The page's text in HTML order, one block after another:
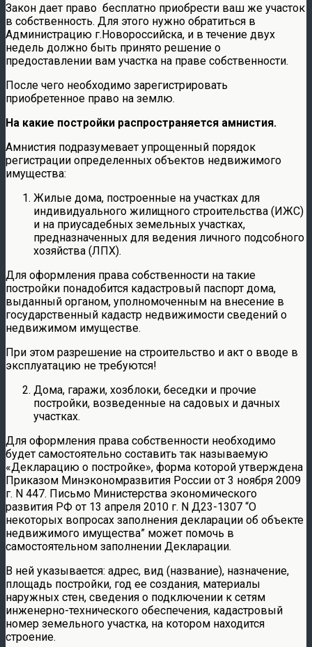
Закон дает право бесплатно приобрести ваш же участок
в собственность. Для этого нужно обратиться в
Администрацию г.Новороссийска, и в течение двух
недель должно быть принято решение о
предоставлении вам участка на праве собственности.
После чего необходимо зарегистрировать
приобретенное право на землю.
На какие постройки распространяется амнистия.
Амнистия подразумевает упрощенный порядок
регистрации определенных объектов недвижимого
имущества:
Жилые дома, построенные на участках для
индивидуального жилищного строительства (ИЖС)
и на приусадебных земельных участках,
предназначенных для ведения личного подсобного
хозяйства (ЛПХ).
Для оформления права собственности на такие
постройки понадобится кадастровый паспорт дома,
выданный органом, уполномоченным на внесение в
государственный кадастр недвижимости сведений о
недвижимом имуществе.
При этом разрешение на строительство и акт о вводе в
эксплуатацию не требуются!
Дома, гаражи, хозблоки, беседки и прочие
постройки, возведенные на садовых и дачных
участках.
Для оформления права собственности необходимо
будет самостоятельно составить так называемую
«Декларацию о постройке», форма которой утверждена
Приказом Минэкономразвития России от 3 ноября 2009
г. N 447. Письмо Министерства экономического
развития РФ от 13 апреля 2010 г. N Д23-1307 “О
некоторых вопросах заполнения декларации об объекте
недвижимого имущества” может помочь в
самостоятельном заполнении Декларации.
В ней указывается: адрес, вид (название), назначение,
площадь постройки, год ее создания, материалы
наружных стен, сведения о подключении к сетям
инженерно-технического обеспечения, кадастровый
номер земельного участка, на котором находится
строение.